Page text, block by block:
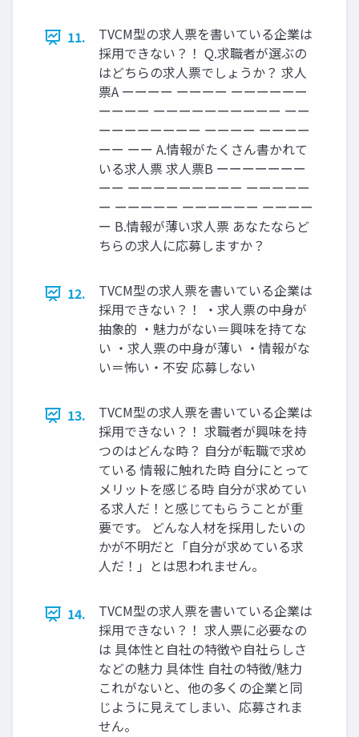
11.
TVCM型の求人票を書いている企業は
採用できない？！ Q.求職者が選ぶの
はどちらの求人票でしょうか？ 求人
票A ーーーー ーーーー ーーーーーー
ーーーー ーーーーーーーーーー ーー
ーーーーーーーー ーーーー ーーーー
ーー ーー A.情報がたくさん書かれて
いる求人票 求人票B ーーーーーーー
ーー ーーーーーーーーー ーーーーー
ー ーーーーー ーーーーーー ーーーー
ー B.情報が薄い求人票 あなたならど
ちらの求人に応募しますか？
12.
TVCM型の求人票を書いている企業は
採用できない？！ ・求人票の中身が
抽象的 ・魅力がない＝興味を持てな
い ・求人票の中身が薄い ・情報がな
い＝怖い・不安 応募しない
13.
TVCM型の求人票を書いている企業は
採用できない？！ 求職者が興味を持
つのはどんな時？ 自分が転職で求め
ている 情報に触れた時 自分にとって
メリットを感じる時 自分が求めてい
る求人だ！と感じてもらうことが重
要です。 どんな人材を採用したいの
かが不明だと「自分が求めている求
人だ！」とは思われません。
14.
TVCM型の求人票を書いている企業は
採用できない？！ 求人票に必要なの
は 具体性と自社の特徴や自社らしさ
などの魅力 具体性 自社の特徴/魅力
これがないと、他の多くの企業と同
じように見えてしまい、応募されま
せん。